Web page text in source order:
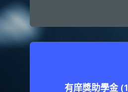
有庠獎助學金